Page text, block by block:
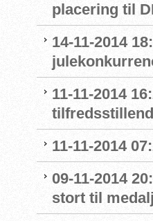
placering til
14-11-2014
11-11-2014
11-11-2014
09-11-2014
stort til